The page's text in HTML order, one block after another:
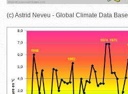
(c) Astrid Neveu - Global Climate Data Base